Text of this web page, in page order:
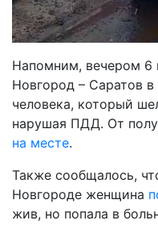
Напомним, вечером 6
Новгород – Саратов
человека, который
нарушая ПДД. От
на месте.
Также сообщалось,
Новгороде женщина
жив, но попала в